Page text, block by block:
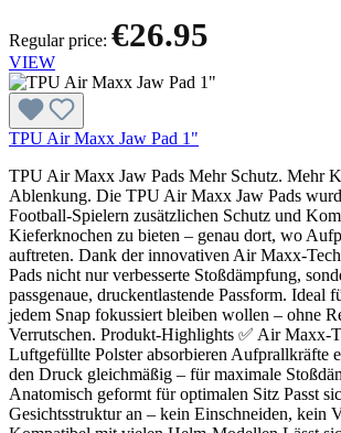
Regular price: €26.95
VIEW
TPU Air Maxx Jaw Pad 1"
TPU Air Maxx Jaw Pads Mehr Schutz. Mehr
Ablenkung. Die TPU Air Maxx Jaw Pads
Football-Spielern zusätzlichen Schutz und
Kieferknochen zu bieten – genau dort, wo
auftreten. Dank der innovativen Air Maxx-
Pads nicht nur verbesserte Stoßdämpfung,
passgenaue, druckentlastende Passform. Ideal
jedem Snap fokussiert bleiben wollen – ohne
Verrutschen. Produkt-Highlights ✅ Air Maxx-
Luftgefüllte Polster absorbieren Aufprallkräfte
den Druck gleichmäßig – für maximale
Anatomisch geformt für optimalen Sitz Passt
Gesichtsstruktur an – kein Einschneiden, kein